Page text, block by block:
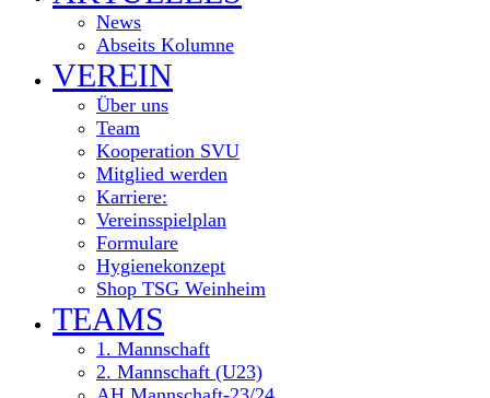
News
Abseits Kolumne
VEREIN
Über uns
Team
Kooperation SVU
Mitglied werden
Karriere:
Vereinsspielplan
Formulare
Hygienekonzept
Shop TSG Weinheim
TEAMS
1. Mannschaft
2. Mannschaft (U23)